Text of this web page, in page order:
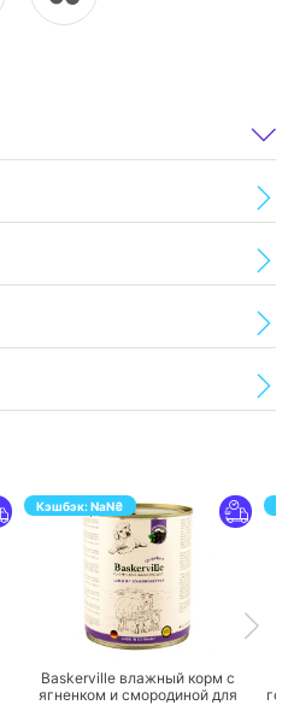
Кэшбэк:NaN₴
ПЕРЕЙТИ
Baskerville влажный корм с
ягненком и смородиной для